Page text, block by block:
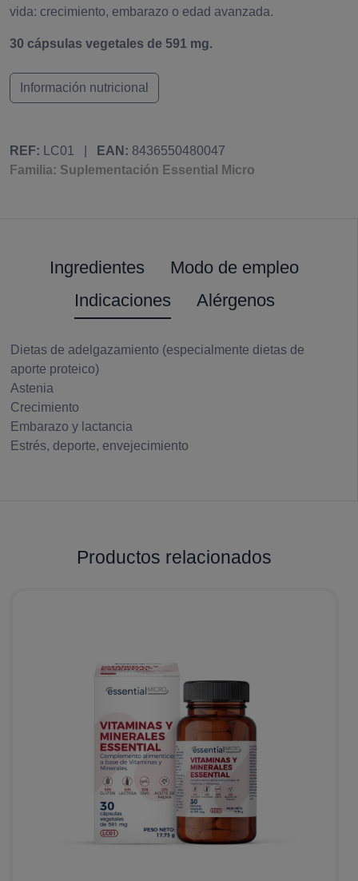
vida: crecimiento, embarazo o edad avanzada.
30 cápsulas vegetales de 591 mg.
Información nutricional
REF: LC01 EAN: 8436550480047
Familia: Suplementación Essential Micro
Ingredientes
Modo de empleo
Indicaciones
Alérgenos
Dietas de adelgazamiento (especialmente dietas de
aporte proteico)
Astenia
Crecimiento
Embarazo y lactancia
Estrés, deporte, envejecimiento
Productos relacionados